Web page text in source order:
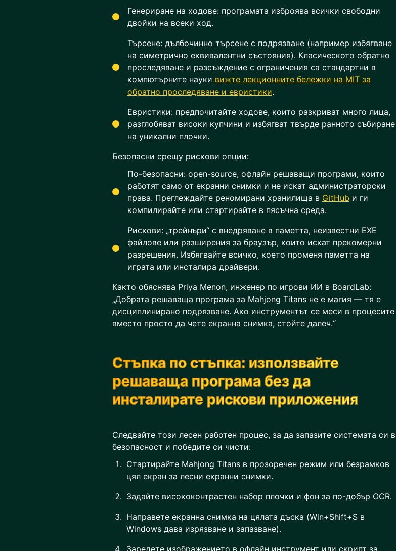
Генериране на ходове: програмата изброява всички свободни
двойки на всеки ход.
Търсене: дълбочинно търсене с подрязване (например избягване
на симетрично еквивалентни състояния). Класическото обратно
проследяване и разсъждение с ограничения са стандартни в
компютърните науки вижте лекционните бележки на MIT за
обратно проследяване и евристики.
Евристики: предпочитайте ходове, които разкриват много лица,
разглобяват високи купчини и избягват твърде ранното събиране
на уникални плочки.
Безопасни срещу рискови опции:
По-безопасни: open-source, офлайн решаващи програми, които
работят само от екранни снимки и не искат администраторски
права. Преглеждайте реномирани хранилища в GitHub и ги
компилирайте или стартирайте в пясъчна среда.
Рискови: „трейнъри“ с внедряване в паметта, неизвестни EXE
файлове или разширения за браузър, които искат прекомерни
разрешения. Избягвайте всичко, което променя паметта на
играта или инсталира драйвери.
Както обяснява Priya Menon, инженер по игрови ИИ в BoardLab:
„Добрата решаваща програма за Mahjong Titans не е магия — тя е
дисциплинирано подрязване. Ако инструментът се меси в процесите
вместо просто да чете екранна снимка, стойте далеч.“
Стъпка по стъпка: използвайте
решаваща програма без да
инсталирате рискови приложения
Следвайте този лесен работен процес, за да запазите системата си в
безопасност и победите си чисти:
Стартирайте Mahjong Titans в прозоречен режим или безрамков
цял екран за лесни екранни снимки.
Задайте висококонтрастен набор плочки и фон за по-добър OCR.
Направете екранна снимка на цялата дъска (Win+Shift+S в
Windows дава изрязване и запазване).
Заредете изображението в офлайн инструмент или скрипт за